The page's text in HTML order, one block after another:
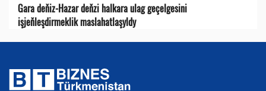
Gara deňiz-Hazar deňzi halkara ulag geçelgesini
işjeňleşdirmeklik maslahatlaşyldy